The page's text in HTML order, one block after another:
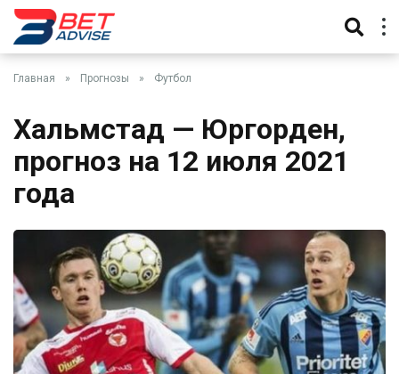
Главная » Прогнозы » Футбол
Хальмстад — Юргорден,
прогноз на 12 июля 2021
года